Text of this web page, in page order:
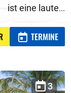
ist eine laute...
TERMINE
3